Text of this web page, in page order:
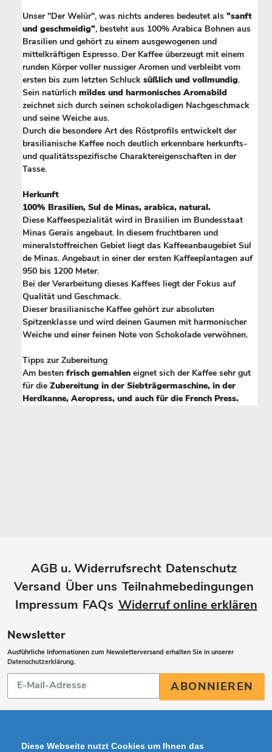
Unser "Der Welür", was nichts anderes bedeutet als "sanft
und geschmeidig", besteht aus 100% Arabica Bohnen aus
Brasilien und gehört zu einem ausgewogenen und
mittelkräftigen Espresso. Der Kaffee überzeugt mit einem
runden Körper voller nussiger Aromen und verbleibt vom
ersten bis zum letzten Schluck süßlich und vollmundig.
Sein natürlich mildes und harmonisches Aromabild
zeichnet sich durch seinen schokoladigen Nachgeschmack
und seine Weiche aus.
Durch die besondere Art des Röstprofils entwickelt der
brasilianische Kaffee noch deutlich erkennbare herkunfts-
und qualitätsspezifische Charaktereigenschaften in der
Tasse.
Herkunft
100% Brasilien, Sul de Minas, arabica, natural.
Diese Kaffeespezialität wird in Brasilien im Bundesstaat
Minas Gerais angebaut. In diesem fruchtbaren und
mineralstoffreichen Gebiet liegt das Kaffeeanbaugebiet Sul
de Minas. Angebaut in einer der ersten Kaffeeplantagen auf
950 bis 1200 Meter.
Bei der Verarbeitung dieses Kaffees liegt der Fokus auf
Qualität und Geschmack.
Dieser brasilianische Kaffee gehört zur absoluten
Spitzenklasse und wird deinen Gaumen mit harmonischer
Weiche und einer feinen Note von Schokolade verwöhnen.
Tipps zur Zubereitung
Am besten frisch gemahlen eignet sich der Kaffee sehr gut
für die Zubereitung in der Siebträgermaschine, in der
Herdkanne, Aeropress, und auch für die French Press.
AGB u. Widerrufsrecht Datenschutz
Versand Über uns Teilnahmebedingungen
Impressum FAQs Widerruf online erklären
Newsletter
Ausführliche Informationen zum Newsletterversand erhalten Sie in unserer
Datenschutzerklärung.
Abonnieren
Sie
unsere
ABONNIEREN
Diese Webseite nutzt Cookies um Ihnen das